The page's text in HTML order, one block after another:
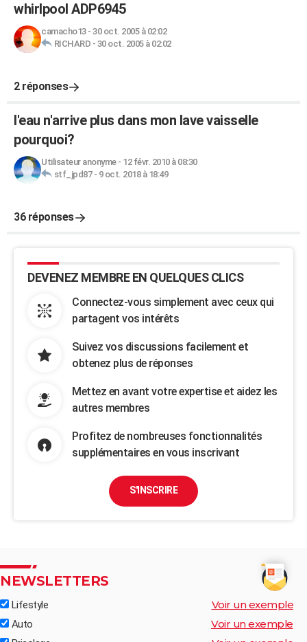
whirlpool ADP6945
camacho13- 30 oct. 2005 à 02:02
RICHARD - 30 oct. 2005 à 02:02
2 réponses
l'eau n'arrive plus dans mon lave vaisselle
pourquoi?
Utilisateur anonyme- 12 févr. 2010 à 08:30
stf_jpd87- 9 oct. 2018 à 18:49
36 réponses
DEVENEZ MEMBRE EN QUELQUES CLICS
Connectez-vous simplement avec ceux qui
partagent vos intérêts
Suivez vos discussions facilement et
obtenez plus de réponses
Mettez en avant votre expertise et aidez les
autres membres
Profitez de nombreuses fonctionnalités
supplémentaires en vous inscrivant
S'INSCRIRE
NEWSLETTERS
Lifestyle Voir un exemple
Auto Voir un exemple